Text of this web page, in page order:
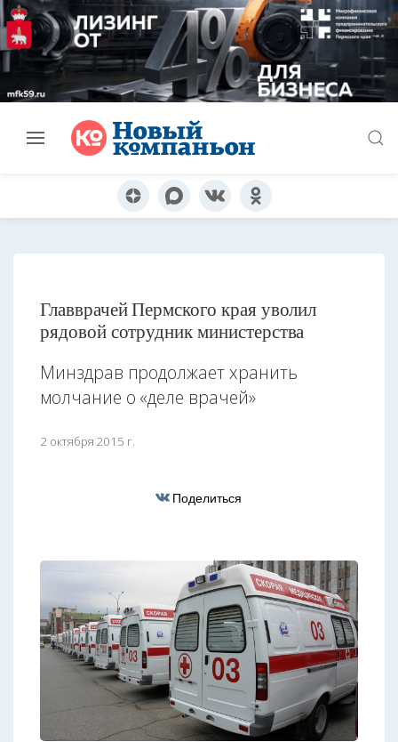
Главврачей Пермского края уволил
рядовой сотрудник министерства
Минздрав продолжает хранить
молчание о «деле врачей»
2 октября 2015 г.
Поделиться